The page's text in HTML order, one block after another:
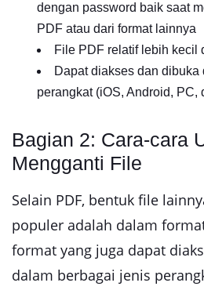
dengan password baik saat
PDF atau dari format lainnya
File PDF relatif lebih kecil
Dapat diakses dan
perangkat (iOS, Android, PC,
Bagian 2: Cara-cara
Mengganti File
Selain PDF, bentuk file
populer adalah dalam
format yang juga dapat
dalam berbagai jenis